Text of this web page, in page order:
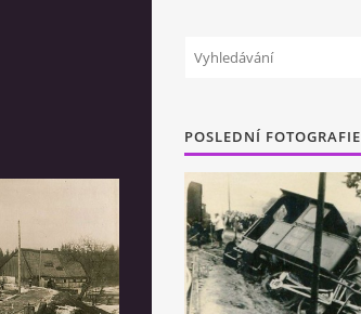
POSLEDNÍ FOTOGRAFIE